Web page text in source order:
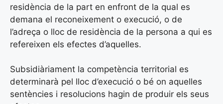
residència de la part en enfront de la qual es
demana el reconeixement o execució, o de
l’adreça o lloc de residència de la persona a qui es
refereixen els efectes d’aquelles.
Subsidiàriament la competència territorial es
determinarà pel lloc d’execució o bé on aquelles
sentències i resolucions hagin de produir els seus